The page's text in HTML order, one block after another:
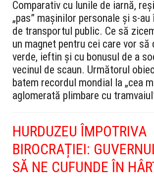
Comparativ cu lunile de iarnă,
„pas” mașinilor personale și s-
de transportul public. Ce să
un magnet pentru cei care vor
verde, ieftin și cu bonusul de a
vecinul de scaun. Următorul
batem recordul mondial la „cea
aglomerată plimbare cu
HURDUZEU ÎMPOTRIVA
BIROCRAȚIEI:
SĂ NE CUFUNDE ÎN